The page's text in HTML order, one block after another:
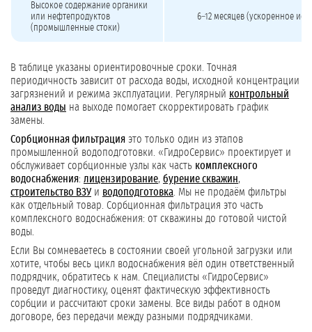
Высокое содержание органики
или нефтепродуктов
(промышленные стоки)
6–12 месяцев (ускоренное
В таблице указаны ориентировочные сроки. Точная
периодичность зависит от расхода воды, исходной концентрации
загрязнений и режима эксплуатации. Регулярный контрольный
анализ воды на выходе помогает скорректировать график
замены.
Сорбционная фильтрация это только один из этапов
промышленной водоподготовки. «ГидроСервис» проектирует и
обслуживает сорбционные узлы как часть комплексного
водоснабжения: лицензирование, бурение скважин,
строительство ВЗУи водоподготовка . Мы не продаём фильтры
как отдельный товар. Сорбционная фильтрация это часть
комплексного водоснабжения: от скважины до готовой чистой
воды.
Если Вы сомневаетесь в состоянии своей угольной загрузки или
хотите, чтобы весь цикл водоснабжения вёл один ответственный
подрядчик, обратитесь к нам. Специалисты «ГидроСервис»
проведут диагностику, оценят фактическую эффективность
сорбции и рассчитают сроки замены. Все виды работ в одном
договоре, без передачи между разными подрядчиками.